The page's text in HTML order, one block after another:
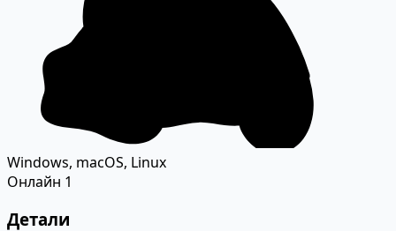
Windows, macOS, Linux
Онлайн 1
Детали